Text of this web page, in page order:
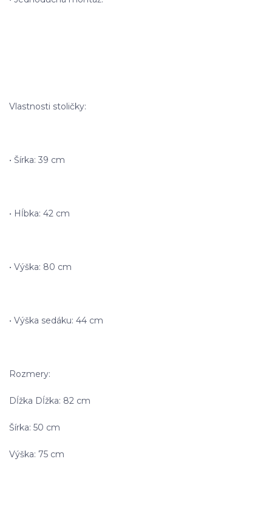
Vlastnosti stoličky:
• Šírka: 39 cm
• Hĺbka: 42 cm
• Výška: 80 cm
• Výška sedáku: 44 cm
Rozmery:
Dĺžka Dĺžka: 82 cm
Šírka: 50 cm
Výška: 75 cm